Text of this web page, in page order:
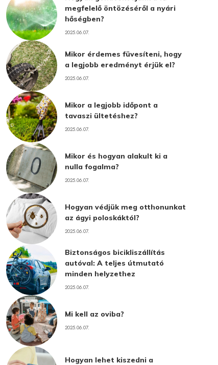
megfelelő öntözéséről a nyári
hőségben?
2025.06.07.
Mikor érdemes füvesíteni, hogy
a legjobb eredményt érjük el?
2025.06.07.
Mikor a legjobb időpont a
tavaszi ültetéshez?
2025.06.07.
Mikor és hogyan alakult ki a
nulla fogalma?
2025.06.07.
Hogyan védjük meg otthonunkat
az ágyi poloskáktól?
2025.06.07.
Biztonságos bicikliszállítás
autóval: A teljes útmutató
minden helyzethez
2025.06.07.
Mi kell az oviba?
2025.06.07.
Hogyan lehet kiszedni a